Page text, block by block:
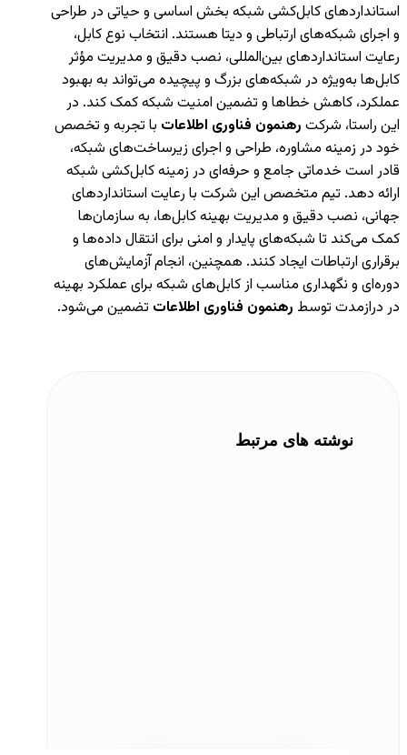
استانداردهای کابل‌کشی شبکه بخش اساسی و حیاتی در طراحی
و اجرای شبکه‌های ارتباطی و دیتا هستند. انتخاب نوع کابل،
رعایت استانداردهای بین‌المللی، نصب دقیق و مدیریت مؤثر
کابل‌ها به‌ویژه در شبکه‌های بزرگ و پیچیده می‌تواند به بهبود
عملکرد، کاهش خطاها و تضمین امنیت شبکه کمک کند. در
این راستا، شرکت رهنمون فناوری اطلاعات با تجربه و تخصص
خود در زمینه مشاوره، طراحی و اجرای زیرساخت‌های شبکه،
قادر است خدماتی جامع و حرفه‌ای در زمینه کابل‌کشی شبکه
ارائه دهد. تیم متخصص این شرکت با رعایت استانداردهای
جهانی، نصب دقیق و مدیریت بهینه کابل‌ها، به سازمان‌ها
کمک می‌کند تا شبکه‌های پایدار و امنی برای انتقال داده‌ها و
برقراری ارتباطات ایجاد کنند. همچنین، انجام آزمایش‌های
دوره‌ای و نگهداری مناسب از کابل‌های شبکه برای عملکرد بهینه
در درازمدت توسط رهنمون فناوری اطلاعات تضمین می‌شود.
نوشته های مرتبط